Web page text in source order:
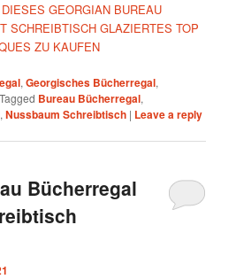
GEORGIAN BUREAU
SCHREIBTISCH GLAZIERTES TOP
ZU KAUFEN
,Georgisches Bücherregal,
Tagged Bureau Bücherregal,
,Nussbaum Schreibtisch | Leave a reply
Bücherregal